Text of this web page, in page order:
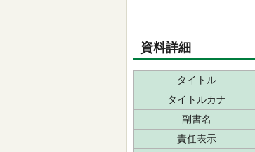
資料詳細
タイトル
タイトルカナ
副書名
責任表示